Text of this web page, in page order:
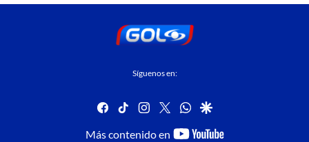
Síguenos en:
facebook
tiktok instagram
twitterwhatsapp
google
Más contenido en
youtube-